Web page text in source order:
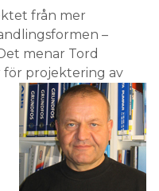
från mer
–
menar Tord
för projektering av